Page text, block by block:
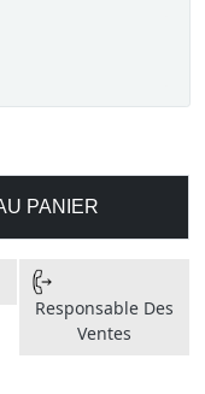
PANIER
Responsable Des
Ventes